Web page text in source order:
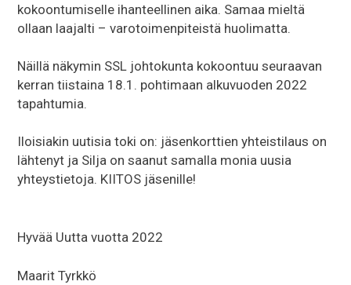
kokoontumiselle ihanteellinen aika. Samaa mieltä
ollaan laajalti – varotoimenpiteistä huolimatta.
Näillä näkymin SSL johtokunta kokoontuu seuraavan
kerran tiistaina 18.1. pohtimaan alkuvuoden 2022
tapahtumia.
Iloisiakin uutisia toki on: jäsenkorttien yhteistilaus on
lähtenyt ja Silja on saanut samalla monia uusia
yhteystietoja. KIITOS jäsenille!
Hyvää Uutta vuotta 2022
Maarit Tyrkkö